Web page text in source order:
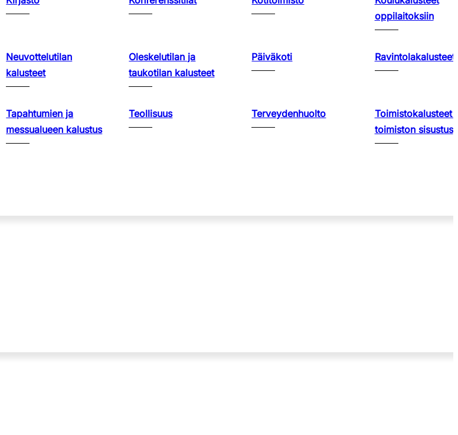
oppilaitoksiin
Neuvottelutilan
kalusteet
Oleskelutilan ja
taukotilan kalusteet
Päiväkoti Ravintolakalusteet
Tapahtumien ja
messualueen kalustus
Teollisuus Terveydenhuolto
Toimistokalusteet
toimiston sisustus